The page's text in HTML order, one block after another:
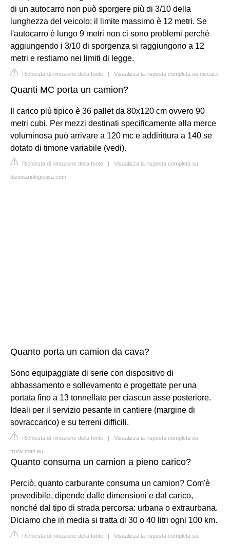
di un autocarro non può sporgere più di 3/10 della
lunghezza del veicolo; il limite massimo è 12 metri. Se
l'autocarro è lungo 9 metri non ci sono problemi perché
aggiungendo i 3/10 di sporgenza si raggiungono a 12
metri e restiamo nei limiti di legge.
Richiesta di rimozione della fonte | Visualizza la risposta completa su niscar.it
Quanti MC porta un camion?
Il carico più tipico è 36 pallet da 80x120 cm ovvero 90
metri cubi. Per mezzi destinati specificamente alla merce
voluminosa può arrivare a 120 mc e addirittura a 140 se
dotato di timone variabile (vedi).
Richiesta di rimozione della fonte | Visualizza la risposta completa su
dizionariologistica.com
Quanto porta un camion da cava?
Sono equipaggiate di serie con dispositivo di
abbassamento e sollevamento e progettate per una
portata fino a 13 tonnellate per ciascun asse posteriore.
Ideali per il servizio pesante in cantiere (margine di
sovraccarico) e su terreni difficili.
Richiesta di rimozione della fonte | Visualizza la risposta completa su
truck.man.eu
Quanto consuma un camion a pieno carico?
Perciò, quanto carburante consuma un camion? Com'è
prevedibile, dipende dalle dimensioni e dal carico,
nonché dal tipo di strada percorsa: urbana o extraurbana.
Diciamo che in media si tratta di 30 o 40 litri ogni 100 km.
Richiesta di rimozione della fonte | Visualizza la risposta completa su